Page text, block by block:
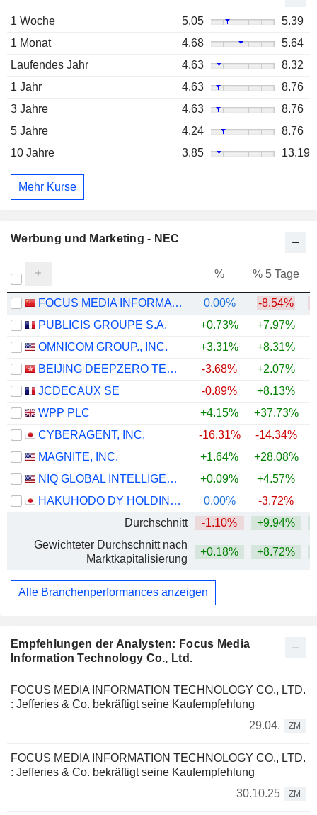
Empfehlungen der Analysten: Focus Media
Information Technology Co., Ltd.
FOCUS MEDIA INFORMATION TECHNOLOGY CO., LTD.
: Jefferies & Co. bekräftigt seine Kaufempfehlung
29.04.
ZM
FOCUS MEDIA INFORMATION TECHNOLOGY CO., LTD.
: Jefferies & Co. bekräftigt seine Kaufempfehlung
30.10.25
ZM
1 Woche 5.05
5.39
1 Monat
4.68
5.64
Laufendes Jahr
4.63
8.32
1 Jahr
4.63
8.76
3 Jahre
4.63
8.76
5 Jahre
4.24
8.76
10 Jahre
3.85 13.19
Mehr Kurse
Werbung und Marketing - NEC
% % 5 Tage
FOCUS MEDIA INFORMATION TECHNOLOGY CO., LTD. 0.00% -8.54%
PUBLICIS GROUPE S.A.
+0.73% +7.97%
OMNICOM GROUP., INC.
+3.31% +8.31%
BEIJING DEEPZERO TECHNOLOGY CO., LTD.
-3.68%
+2.07%
JCDECAUX SE
-0.89% +8.13%
WPP PLC
+4.15% +37.73%
CYBERAGENT, INC.
-16.31% -14.34%
MAGNITE, INC.
+1.64% +28.08%
NIQ GLOBAL INTELLIGENCE PLC
+0.09% +4.57%
HAKUHODO DY HOLDINGS INC
0.00% -3.72%
Durchschnitt
-1.10% +9.94%
Gewichteter Durchschnitt nach
Marktkapitalisierung
+0.18% +8.72%
Alle Branchenperformances anzeigen